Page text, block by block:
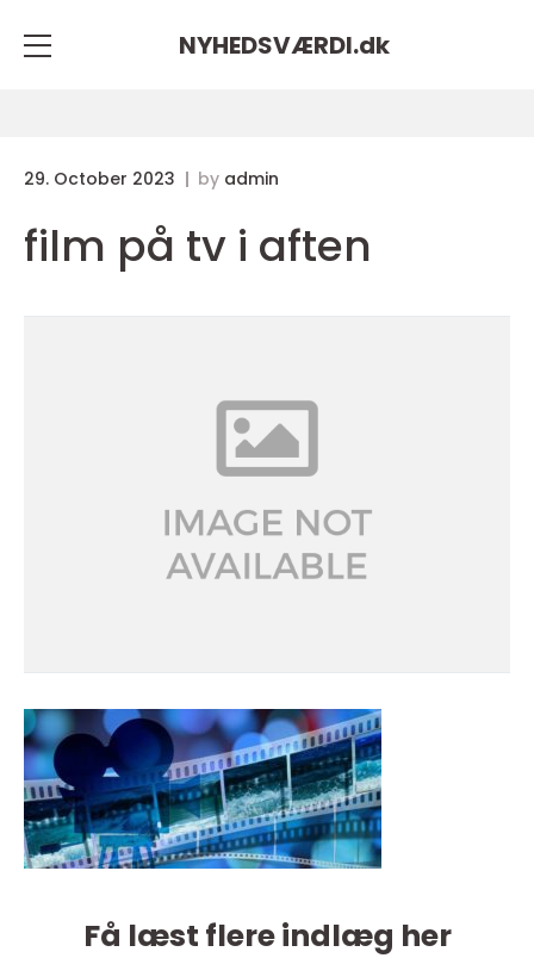
NYHEDSVÆRDI.dk
29. October 2023 by admin
film på tv i aften
Få læst flere indlæg her